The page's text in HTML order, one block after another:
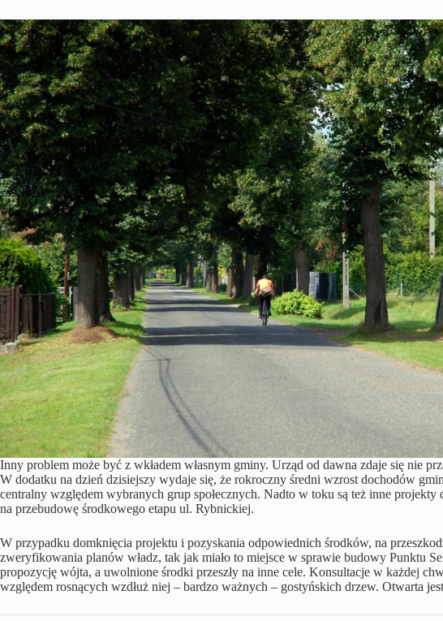
Inny problem może być z wkładem własnym gminy. Urząd od dawna zdaje się nie
W dodatku na dzień dzisiejszy wydaje się, że rokroczny średni wzrost dochodów
centralny względem wybranych grup społecznych. Nadto w toku są też inne
na przebudowę środkowego etapu ul. Rybnickiej.
W przypadku domknięcia projektu i pozyskania odpowiednich środków, na
zweryfikowania planów władz, tak jak miało to miejsce w sprawie budowy Punktu
propozycję wójta, a uwolnione środki przeszły na inne cele. Konsultacje w każdej
względem rosnących wzdłuż niej – bardzo ważnych – gostyńskich drzew. Otwarta